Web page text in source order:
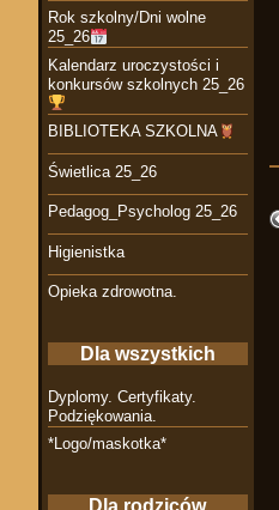
Rok szkolny/Dni wolne
25_26
Kalendarz uroczystości i
konkursów szkolnych 25_26
BIBLIOTEKA SZKOLNA
Świetlica 25_26
Pedagog_Psycholog 25_26
Higienistka
Opieka zdrowotna.
Dla wszystkich
Dyplomy. Certyfikaty.
Podziękowania.
*Logo/maskotka*